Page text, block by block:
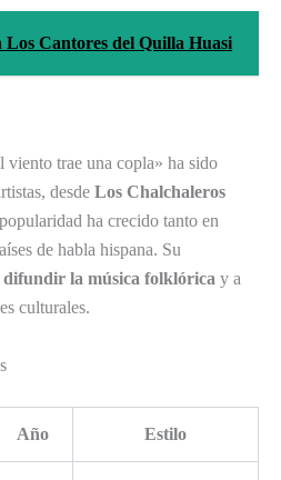
Los Cantores del Quilla Huasi
viento trae una copla» ha sido
desde Los Chalchaleros
ha crecido tanto en
de habla hispana. Su
difundir la música folklórica y a
culturales.
Año Estilo